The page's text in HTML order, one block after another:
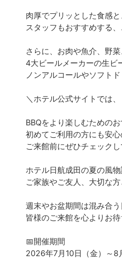
肉厚でプリッとした食感
スタッフもおすすめする
さらに、お肉や魚介、野
4大ビールメーカーの生ビ
ノンアルコールやソフト
＼ホテル公式サイトでは
BBQをより楽しむためのお
初めてご利用の方にも安
ご来館前にぜひチェック
ホテル日航成田の夏の風物
ご家族やご友人、大切な
週末やお盆期間は混み合
皆様のご来館を心よりお
📅開催期間
2026年7月10日（金）～8